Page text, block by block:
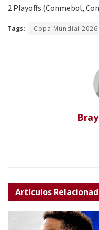
2 Playoffs (Conmebol,
Tags: Copa Mundial 2026
Artículos